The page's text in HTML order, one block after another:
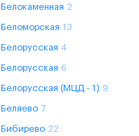
Белокаменная 2
Беломорская 13
Белорусская 4
Белорусская 6
Белорусская (МЦД - 1) 9
Беляево 7
Бибирево 22